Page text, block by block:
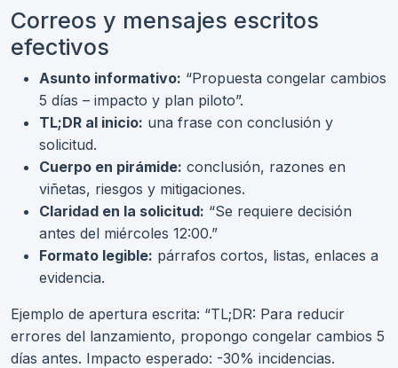
Correos y mensajes escritos
efectivos
Asunto informativo: “Propuesta congelar cambios
5 días – impacto y plan piloto”.
TL;DR al inicio: una frase con conclusión y
solicitud.
Cuerpo en pirámide: conclusión, razones en
viñetas, riesgos y mitigaciones.
Claridad en la solicitud: “Se requiere decisión
antes del miércoles 12:00.”
Formato legible: párrafos cortos, listas, enlaces a
evidencia.
Ejemplo de apertura escrita: “TL;DR: Para reducir
errores del lanzamiento, propongo congelar cambios 5
días antes. Impacto esperado: -30% incidencias.